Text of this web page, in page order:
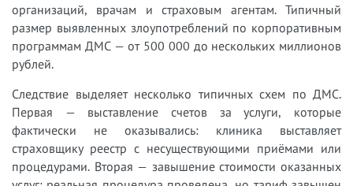
организаций, врачам и страховым агентам. Типичный
размер выявленных злоупотреблений по корпоративным
программам ДМС — от 500 000 до нескольких миллионов
рублей.
Следствие выделяет несколько типичных схем по ДМС.
Первая — выставление счетов за услуги, которые
фактически не оказывались: клиника выставляет
страховщику реестр с несуществующими приёмами или
процедурами. Вторая — завышение стоимости оказанных